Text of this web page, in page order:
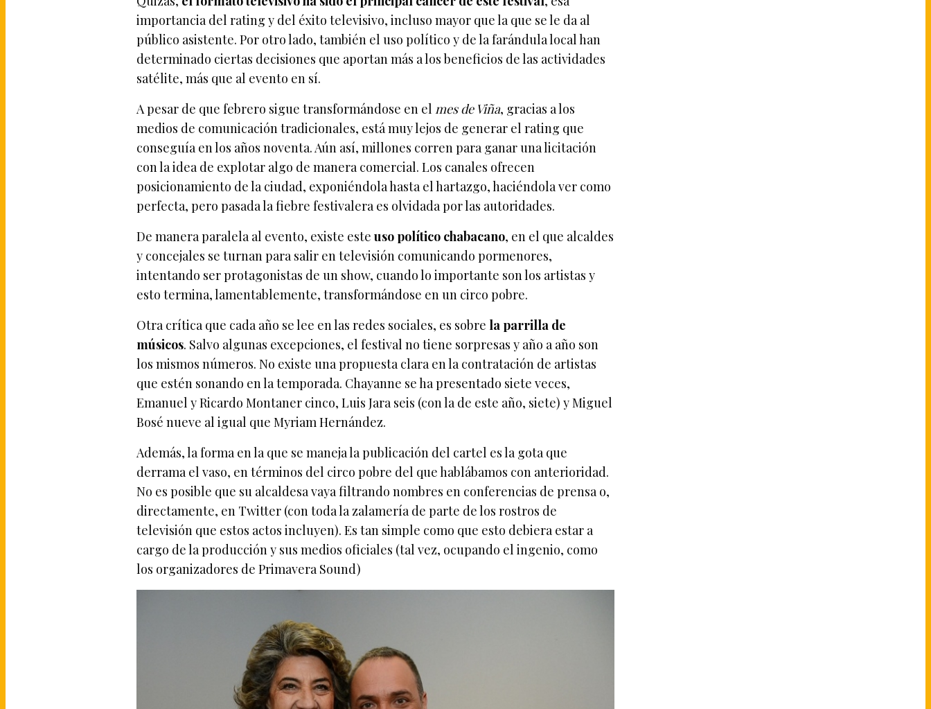
importancia del rating y del éxito televisivo, incluso mayor que la que se le da al
público asistente. Por otro lado, también el uso político y de la farándula local han
determinado ciertas decisiones que aportan más a los beneficios de las actividades
satélite, más que al evento en sí.
A pesar de que febrero sigue transformándose en elmes de Viña, gracias a los
medios de comunicación tradicionales, está muy lejos de generar el rating que
conseguía en los años noventa. Aún así, millones corren para ganar una licitación
con la idea de explotar algo de manera comercial. Los canales ofrecen
posicionamiento de la ciudad, exponiéndola hasta el hartazgo, haciéndola ver como
perfecta, pero pasada la fiebre festivalera es olvidada por las autoridades.
De manera paralela al evento, existe esteuso político chabacano, en el que alcaldes
y concejales se turnan para salir en televisión comunicando pormenores,
intentando ser protagonistas de un show, cuando lo importante son los artistas y
esto termina, lamentablemente, transformándose en un circo pobre.
Otra crítica que cada año se lee en las redes sociales, es sobre la parrilla de
músicos. Salvo algunas excepciones, el festival no tiene sorpresas y año a año son
los mismos números. No existe una propuesta clara en la contratación de artistas
que estén sonando en la temporada. Chayanne se ha presentado siete veces,
Emanuel y Ricardo Montaner cinco, Luis Jara seis (con la de este año, siete) y Miguel
Bosé nueve al igual que Myriam Hernández.
Además, la forma en la que se maneja la publicación del cartel es la gota que
derrama el vaso, en términos del circo pobre del que hablábamos con anterioridad.
No es posible que su alcaldesa vaya filtrando nombres en conferencias de prensa o,
directamente, en Twitter (con toda la zalamería de parte de los rostros de
televisión que estos actos incluyen). Es tan simple como que esto debiera estar a
cargo de la producción y sus medios oficiales (tal vez, ocupando el ingenio, como
los organizadores de Primavera Sound)